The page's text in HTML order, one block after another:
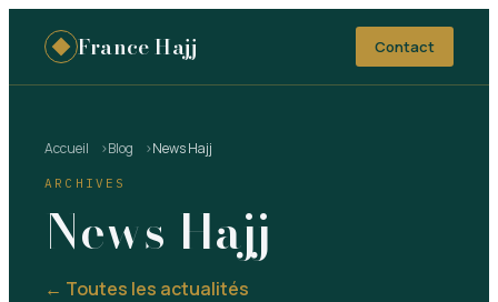
France Hajj Contact
Accueil Blog News Hajj
ARCHIVES
News Hajj
← Toutes les actualités